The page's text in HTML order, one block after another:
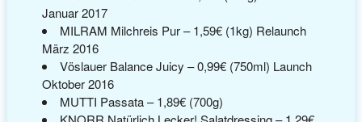
Januar 2017
MILRAM Milchreis Pur – 1,59€ (1kg) Relaunch
März 2016
Vöslauer Balance Juicy – 0,99€ (750ml) Launch
Oktober 2016
MUTTI Passata – 1,89€ (700g)